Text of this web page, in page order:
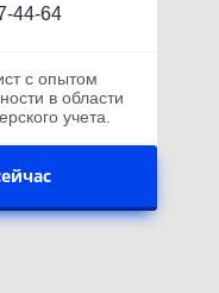
44-64
с опытом
в области
учета.